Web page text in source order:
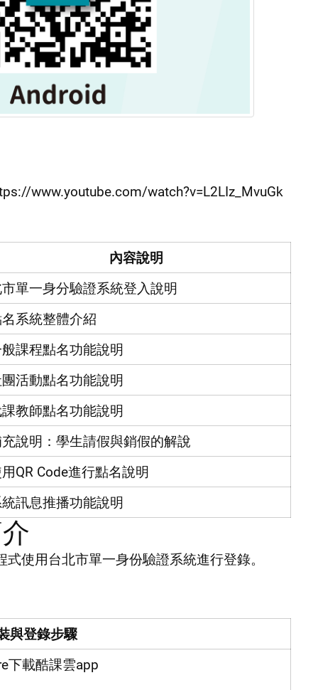
www.youtube.com/watch?v=L2LIz_MvuGk
內容說明
單一身分驗證系統登入說明
系統整體介紹
課程點名功能說明
活動點名功能說明
教師點名功能說明
說明：學生請假與銷假的解說
QR Code進行點名說明
訊息推播功能說明
使用台北市單一身份驗證系統進行登錄。
與登錄步驟
下載酷課雲app